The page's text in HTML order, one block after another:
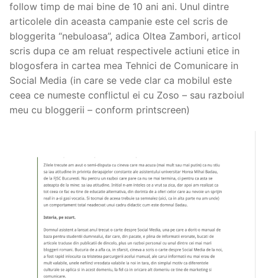
follow timp de mai bine de 10 ani ani. Unul dintre
articolele din aceasta campanie este cel scris de
bloggerita “nebuloasa”, adica Oltea Zambori, articol
scris dupa ce am reluat respectivele actiuni etice in
blogosfera in cartea mea Tehnici de Comunicare in
Social Media (in care se vede clar ca mobilul este
ceea ce numeste conflictul ei cu Zoso – sau razboiul
meu cu bloggerii – conform printscreen)